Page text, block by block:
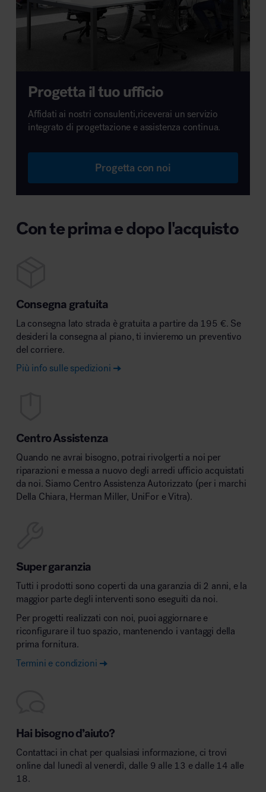
Progetta il tuo ufficio
Affidati ai nostri consulenti,riceverai un servizio
integrato di progettazione e assistenza continua.
Progetta con noi
Con te prima e dopo l'acquisto
Consegna gratuita
La consegna lato strada è gratuita a partire da 195 €. Se
desideri la consegna al piano, ti invieremo un preventivo
del corriere.
Più info sulle spedizioni
Centro Assistenza
Quando ne avrai bisogno, potrai rivolgerti a noi per
riparazioni e messa a nuovo degli arredi ufficio acquistati
da noi. Siamo Centro Assistenza Autorizzato (per i marchi
Della Chiara, Herman Miller, UniFor e Vitra).
Super garanzia
Tutti i prodotti sono coperti da una garanzia di 2 anni, e la
maggior parte degli interventi sono eseguiti da noi.
Per progetti realizzati con noi, puoi aggiornare e
riconfigurare il tuo spazio, mantenendo i vantaggi della
prima fornitura.
Termini e condizioni
Hai bisogno d’aiuto?
Contattaci in chat per qualsiasi informazione, ci trovi
online dal lunedì al venerdì, dalle 9 alle 13 e dalle 14 alle
18.